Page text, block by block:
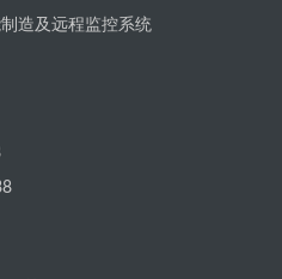
造及远程监控系统